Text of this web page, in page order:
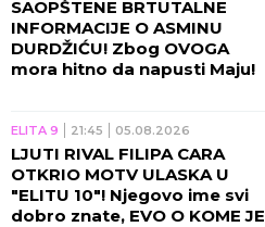
SAOPŠTENE BRTUTALNE
INFORMACIJE O ASMINU
DURDŽIĆU! Zbog OVOGA
mora hitno da napusti Maju!
ELITA 9 21:45 05.08.2026
LJUTI RIVAL FILIPA CARA
OTKRIO MOTV ULASKA U
"ELITU 10"! Njegovo ime svi
dobro znate, EVO O KOME JE